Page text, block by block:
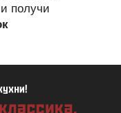
получи